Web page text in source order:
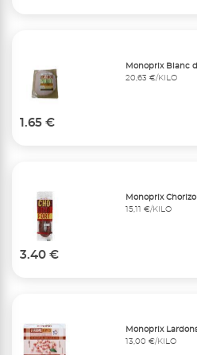
Monoprix Blanc
20,63 €/KILO
1.65 €
Monoprix
15,11 €/KILO
3.40 €
Monoprix
13,00 €/KILO